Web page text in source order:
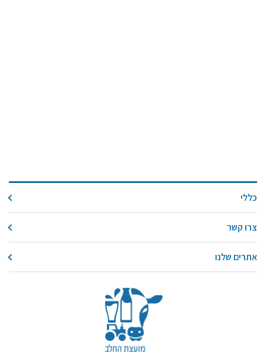
כללי
צרו קשר
אתרים שלנו